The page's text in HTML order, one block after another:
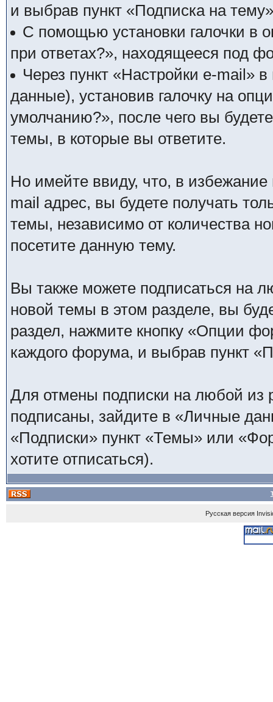
и выбрав пункт «Подписка на
С помощью установки галочки в
при ответах?», находящееся под
Через пункт «Настройки e-mail»
данные), установив галочку на
умолчанию?», после чего вы
темы, в которые вы ответите.
Но имейте ввиду, что, в
mail адрес, вы будете получать
темы, независимо от количества
посетите данную тему.
Вы также можете подписаться на
новой темы в этом разделе, вы
раздел, нажмите кнопку «Опции
каждого форума, и выбрав пункт
Для отмены подписки на любой из
подписаны, зайдите в «Личные
«Подписки» пункт «Темы» или
хотите отписаться).
Русская версия